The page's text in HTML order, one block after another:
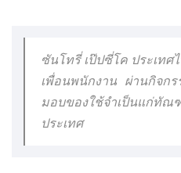
ซันโทรี่ เป๊ปซี่โค ประเทศ
เพื่อนพนักงาน ผ่านกิจก
มอบของใช้จำเป็นแก่ทัณ
ประเทศ